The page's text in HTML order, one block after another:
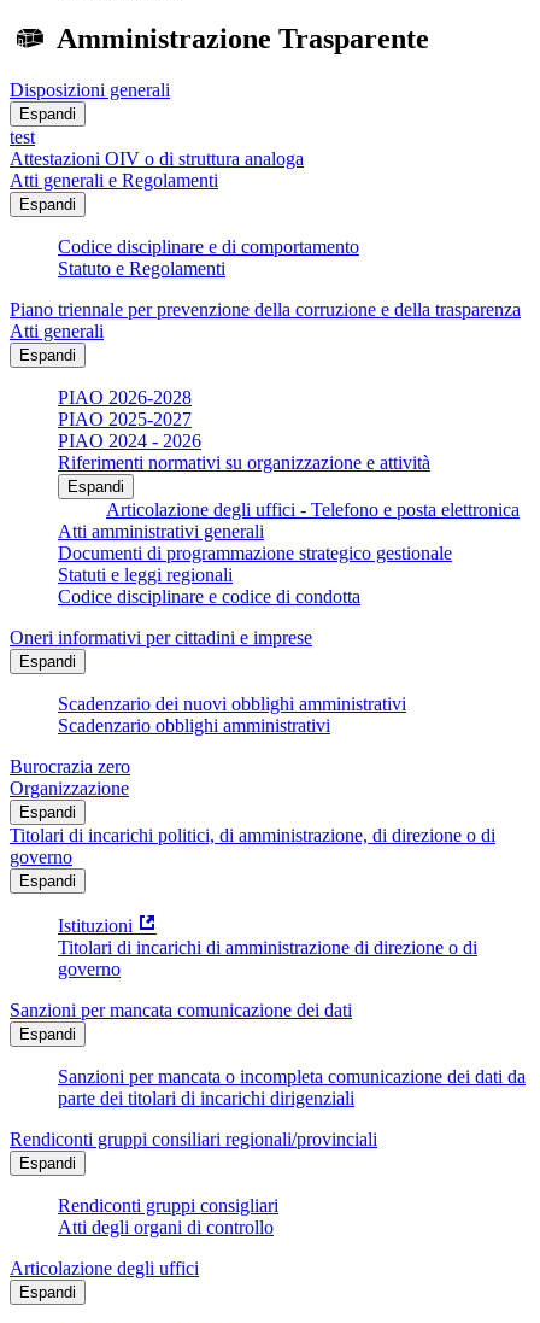
Amministrazione Trasparente
Disposizioni generali
Espandi
test
Attestazioni OIV o di struttura analoga
Atti generali e Regolamenti
Espandi
Codice disciplinare e di comportamento
Statuto e Regolamenti
Piano triennale per prevenzione della corruzione e della trasparenza
Atti generali
Espandi
PIAO 2026-2028
PIAO 2025-2027
PIAO 2024 - 2026
Riferimenti normativi su organizzazione e attività
Espandi
Articolazione degli uffici - Telefono e posta elettronica
Atti amministrativi generali
Documenti di programmazione strategico gestionale
Statuti e leggi regionali
Codice disciplinare e codice di condotta
Oneri informativi per cittadini e imprese
Espandi
Scadenzario dei nuovi obblighi amministrativi
Scadenzario obblighi amministrativi
Burocrazia zero
Organizzazione
Espandi
Titolari di incarichi politici, di amministrazione, di direzione o di
governo
Espandi
Istituzioni
Titolari di incarichi di amministrazione di direzione o di
governo
Sanzioni per mancata comunicazione dei dati
Espandi
Sanzioni per mancata o incompleta comunicazione dei dati da
parte dei titolari di incarichi dirigenziali
Rendiconti gruppi consiliari regionali/provinciali
Espandi
Rendiconti gruppi consigliari
Atti degli organi di controllo
Articolazione degli uffici
Espandi